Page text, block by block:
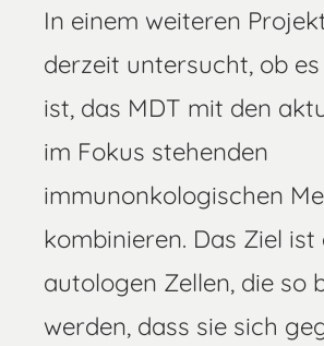
In einem weiteren
derzeit untersucht, ob
ist, das MDT mit den
im Fokus stehenden
immunonkologischen
kombinieren. Das Ziel ist
autologen Zellen, die so
werden, dass sie sich